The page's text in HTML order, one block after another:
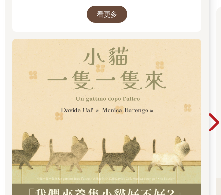
剛剛已經吃完了第十五籠小籠包，並且掀開了第十六個蒸籠的蓋
子，足足領先了第二名的黃冠威四籠半……」
雖然主持人以激昂的語氣試圖將現場描述成競爭激烈的態勢，但
事實上，不論是在比賽現場，或者電視、智慧手機螢幕前的觀眾
們，壓根沒有人會注意排名第二的黃冠威，更遑論其他低頭猛吃
的選手――他們全都瞠目結舌、震懾於小靜那壓倒性的絕對實
力：那機械一般精準、效率十足的進食速度！
現場三架攝影機全都從不同角度對著小靜猛拍，等到比賽進行到
第五分鐘的時候，大局已定：小靜已經以二十六籠的成績，在毫
比賽進行到第七分鐘時，她身旁已經堆滿了四十二個空蒸籠。
接著，她好整以暇地停下了手中的筷子，悠悠閉上雙眼，聆聽四
周傳來此起彼落的筷子碰撞聲、吱吱喳喳的咀嚼聲、其他參賽者
應援團稀疏的加油聲，以及……現場觀眾們的竊竊私語。而即便
作！繼《作家和他的狗》後，再次聯手打造動人
看更多